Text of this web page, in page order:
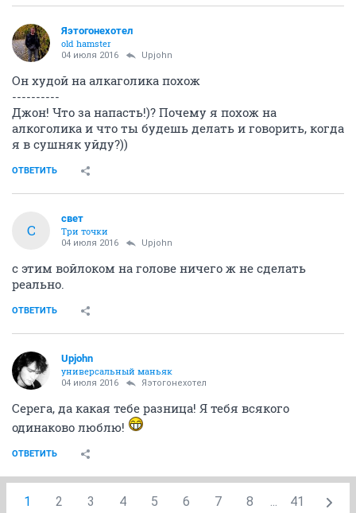
Яэтогонехотел
old hamster
04 июля 2016 Upjohn
Он худой на алкаголика похож
----------
Джон! Что за напасть!)? Почему я похож на
алкоголика и что ты будешь делать и говорить, когда
я в сушняк уйду?))
ОТВЕТИТЬ
С
свет
Три точки
04 июля 2016 Upjohn
с этим войлоком на голове ничего ж не сделать
реально.
ОТВЕТИТЬ
Upjohn
универсальный маньяк
04 июля 2016 Яэтогонехотел
Серега, да какая тебе разница! Я тебя всякого
одинаково люблю!
ОТВЕТИТЬ
1 2 3 4 5 6 7 8 ... 41